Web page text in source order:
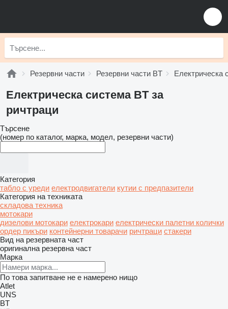
Резервни части Резервни части BT Електрическа
Електрическа система BT за
ричтраци
Търсене
(номер по каталог, марка, модел, резервни части)
Категория
табло с уреди електродвигатели кутии с предпазители
Категория на техниката
складова техника
мотокари
дизелови мотокари електрокари електрически палетни колички
ордер пикъри контейнерни товарачи ричтраци стакери
Вид на резервната част
оригинална резервна част
Марка
По това запитване не е намерено нищо
Atlet
UNS
BT